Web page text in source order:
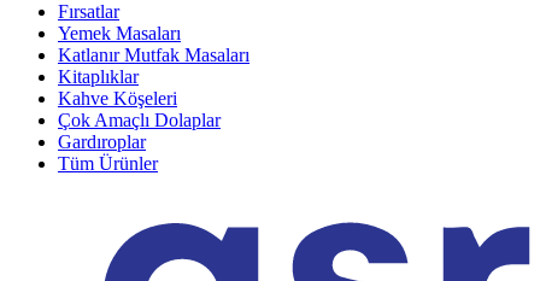
Fırsatlar
Yemek Masaları
Katlanır Mutfak Masaları
Kitaplıklar
Kahve Köşeleri
Çok Amaçlı Dolaplar
Gardıroplar
Tüm Ürünler